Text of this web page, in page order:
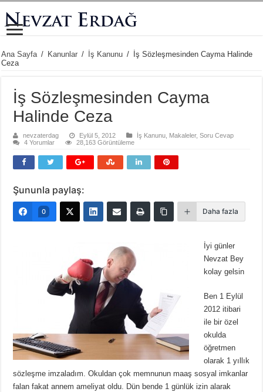
Ana Sayfa / Kanunlar / İş Kanunu /
İş Sözleşmesinden Cayma Halinde
Ceza
İş Sözleşmesinden Cayma
Halinde Ceza
nevzaterdag Eylül 5, 2012 İş Kanunu Makaleler,Soru Cevap
4 Yorumlar
28,163 Görüntüleme
Şununla paylaş:
0 Daha fazla
İyi günler
Nevzat Bey
kolay gelsin
Ben 1 Eylül
2012 itibari
ile bir özel
okulda
öğretmen
olarak 1 yıllık
sözleşme imzaladım. Okuldan çok memnunun maaş sosyal imkanlar
falan fakat annem ameliyat oldu. Dün bende 1 günlük izin alarak